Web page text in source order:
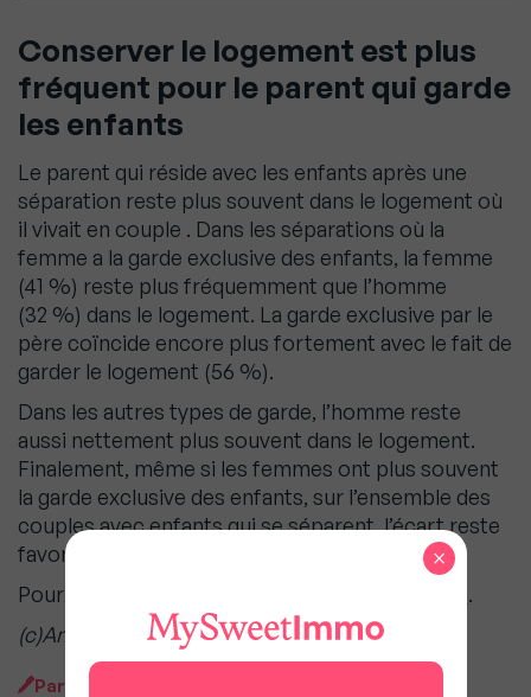
Conserver le logement est plus
fréquent pour le parent qui garde
les enfants
Le parent qui réside avec les enfants après une
séparation reste plus souvent dans le logement où
il vivait en couple . Dans les séparations où la
femme a la garde exclusive des enfants, la femme
(41 %) reste plus fréquemment que l’homme
(32 %) dans le logement. La garde exclusive par le
père coïncide encore plus fortement avec le fait de
garder le logement (56 %).
Dans les autres types de garde, l’homme reste
aussi nettement plus souvent dans le logement.
Finalement, même si les femmes ont plus souvent
la garde exclusive des enfants, sur l’ensemble des
couples avec enfants qui se séparent, l’écart reste
favorable aux hommes.
Pour lire l’intégralité de l’étude INSEE , c’est
.
(c)Andréane Meslard/byBazikPress (c)Fotolia
Par
×